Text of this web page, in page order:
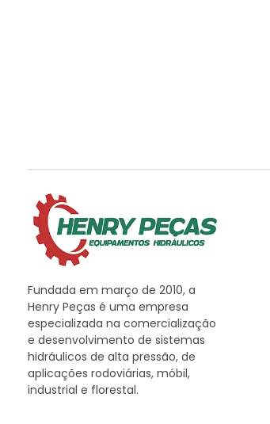
Fundada em março de 2010, a
Henry Peças é uma empresa
especializada na comercialização
e desenvolvimento de sistemas
hidráulicos de alta pressão, de
aplicações rodoviárias, móbil,
industrial e florestal.